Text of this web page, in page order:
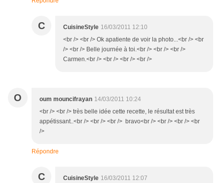
C CuisineStyle 16/03/2011 12:10
<br /> <br /> Ok apatiente de voir la photo...<br /> <br
/> <br /> Belle journée à toi.<br /> <br /> <br />
Carmen.<br /> <br /> <br /> <br />
O oum mouncifrayan 14/03/2011 10:24
<br /> <br /> très belle idée cette recette, le résultat est très
appétissant..<br /> <br /> <br /> bravo<br /> <br /> <br /> <br
/>
Répondre
C CuisineStyle 16/03/2011 12:07